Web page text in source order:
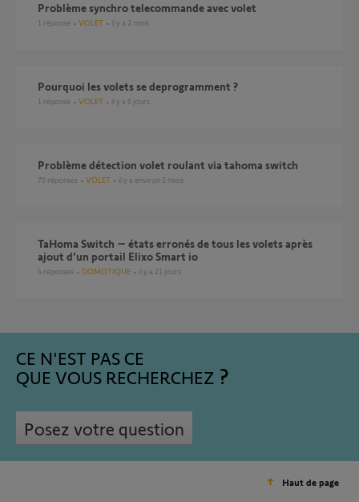
Problème synchro telecommande avec volet
1 réponse VOLET il y a 2 mois
pourquoi les volets se deprogramment ?
1 réponse VOLET il y a 6 jours
Problème détection volet roulant via tahoma switch
70 réponses VOLET il y a environ 2 mois
TaHoma Switch – états erronés de tous les volets après
ajout d’un portail Elixo Smart io
4 réponses DOMOTIQUE il y a 21 jours
CE N'EST PAS CE
QUE VOUS RECHERCHEZ
Posez votre question
Haut de page